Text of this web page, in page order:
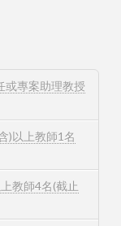
或專案助理教授
)以上教師1名
教師4名(截止